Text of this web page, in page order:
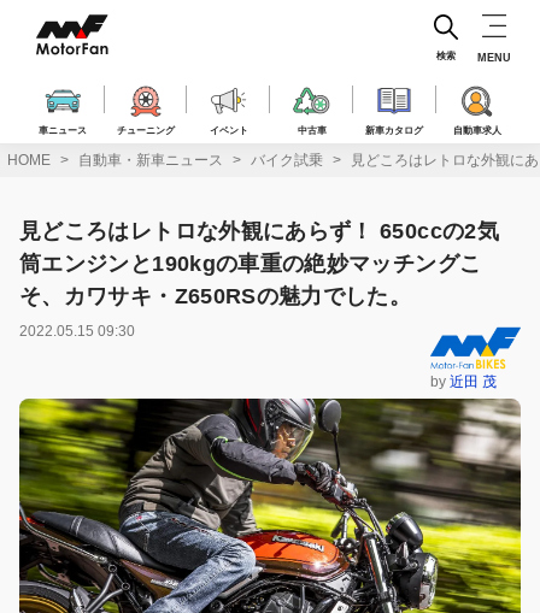
ス
車ニュース チューニング イベント 中古車 新車カタログ 自動車求人
検索 MENU
HOME 自動車・新車ニュース バイク試乗 見どころはレトロな外観に
見どころはレトロな外観にあらず！ 650ccの2気
筒エンジンと190kgの車重の絶妙マッチングこ
そ、カワサキ・Z650RSの魅力でした。
2022.05.15 09:30
by近田 茂